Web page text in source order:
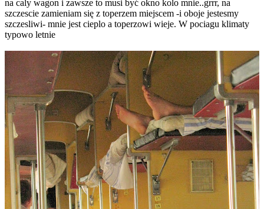
na caly wagon i zawsze to musi być okno kolo mnie..grrr, na
szczescie zamieniam się z toperzem miejscem -i oboje jestesmy
szczesliwi- mnie jest cieplo a toperzowi wieje. W pociagu klimaty
typowo letnie